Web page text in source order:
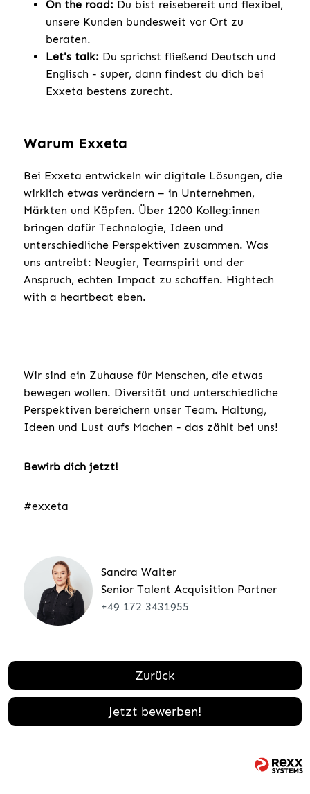
On the road: Du bist reisebereit und flexibel,
unsere Kunden bundesweit vor Ort zu
beraten.
Let's talk: Du sprichst fließend Deutsch und
Englisch - super, dann findest du dich bei
Exxeta bestens zurecht.
Warum Exxeta
Bei Exxeta entwickeln wir digitale Lösungen, die
wirklich etwas verändern – in Unternehmen,
Märkten und Köpfen. Über 1200 Kolleg:innen
bringen dafür Technologie, Ideen und
unterschiedliche Perspektiven zusammen. Was
uns antreibt: Neugier, Teamspirit und der
Anspruch, echten Impact zu schaffen. Hightech
with a heartbeat eben.
Wir sind ein Zuhause für Menschen, die etwas
bewegen wollen. Diversität und unterschiedliche
Perspektiven bereichern unser Team. Haltung,
Ideen und Lust aufs Machen - das zählt bei uns!
Bewirb dich jetzt!
#exxeta
Sandra Walter
Senior Talent Acquisition Partner
+49 172 3431955
Zurück
Jetzt bewerben!